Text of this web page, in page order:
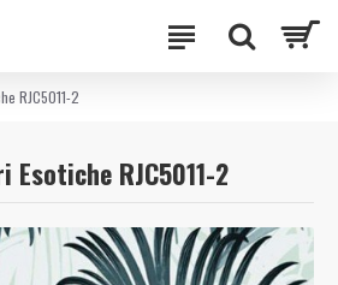
RJC5011-2
RJC5011-2